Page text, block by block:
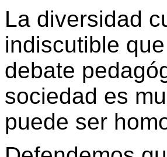
La diversidad
indiscutible
debate
sociedad es
puede ser